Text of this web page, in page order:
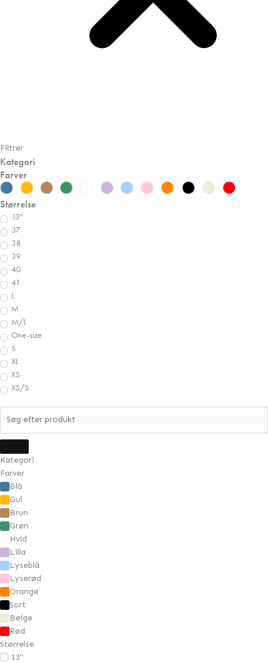
Filtrer
Kategori
Farver
Størrelse
13"
37
38
39
40
41
L
M
M/L
One-size
S
XL
XS
XS/S
Kategori
Farver
Blå
Gul
Brun
Grøn
Hvid
Lilla
Lyseblå
Lyserød
Orange
Sort
Beige
Rød
Størrelse
13"